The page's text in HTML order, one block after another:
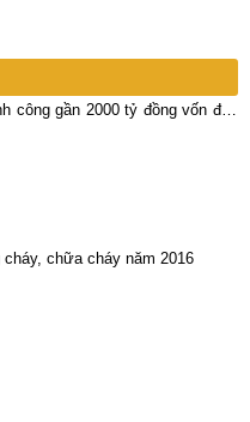
công gần 2000 tỷ đồng vốn đầu
chữa cháy năm 2016